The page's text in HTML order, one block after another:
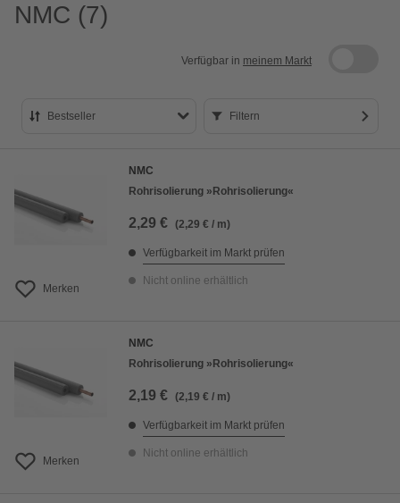
NMC (7)
Verfügbar in meinem Markt
Bestseller
Preis aufsteigend
Preis absteigend
Filtern
Merken
NMC
Rohrisolierung »Rohrisolierung«
2,29 € (2,29 € / m)
Verfügbarkeit im Markt prüfen
Nicht online erhältlich
Merken
NMC
Rohrisolierung »Rohrisolierung«
2,19 € (2,19 € / m)
Verfügbarkeit im Markt prüfen
Nicht online erhältlich